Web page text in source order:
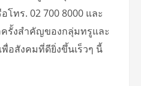
ทร. 02 700 8000 และ
รั้งสำคัญของกลุ่มทรูและ
อสังคมที่ดียิ่งขึ้นเร็วๆ นี้